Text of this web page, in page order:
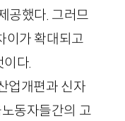
공했다. 그러므
이가 확대되고
다.
업개편과 신자
동자들간의 고